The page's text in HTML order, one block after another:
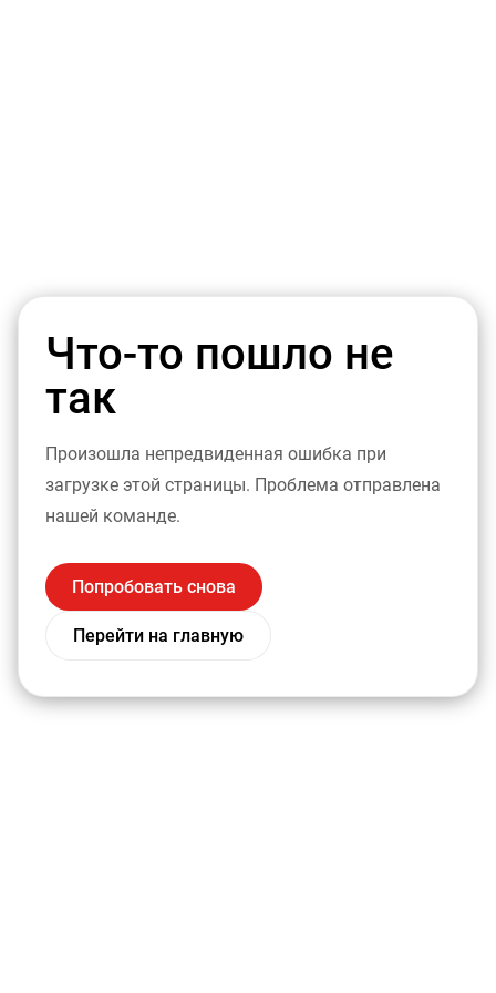
Что-то пошло не
так
Произошла непредвиденная ошибка при
загрузке этой страницы. Проблема отправлена
нашей команде.
Попробовать снова
Перейти на главную